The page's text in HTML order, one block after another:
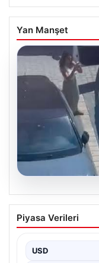
Yan Manşet
05.08.2026
Yalova’da
Olunca Araç
gerçekleşen bu
çevredekilerin…
Piyasa Verileri
USD